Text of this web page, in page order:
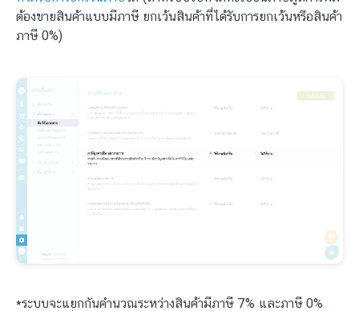
ต้องขายสินค้าแบบมีภาษี ยกเว้นสินค้าที่ได้รับการยกเว้นหรือสินค้า
ภาษี 0%)
*ระบบจะแยกกันคำนวณระหว่างสินค้ามีภาษี 7% และภาษี 0%